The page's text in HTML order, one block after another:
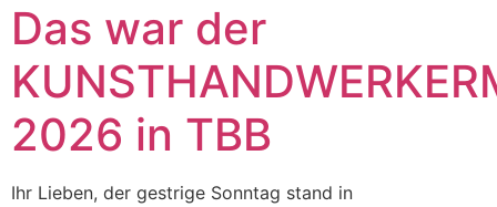
Das war der
2026 in TBB
Ihr Lieben, der gestrige Sonntag stand in